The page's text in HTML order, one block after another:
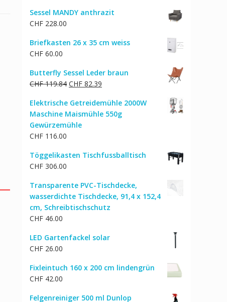
Sessel MANDY anthrazit
CHF 228.00
Briefkasten 26 x 35 cm weiss
CHF 60.00
Butterfly Sessel Leder braun
CHF119.84 Ursprünglicher
war:
CHF 119.84
CHF 82.39
ist:
CHF 82.39.
Elektrische Getreidemühle 2000W
Maschine Maismühle 550g
Gewürzemühle
CHF 116.00
Töggelikasten Tischfussballtisch
CHF 306.00
Transparente PVC-Tischdecke,
wasserdichte Tischdecke, 91,4 x 152,4
cm, Schreibtischschutz
CHF 46.00
LED Gartenfackel solar
CHF 26.00
Fixleintuch 160 x 200 cm lindengrün
CHF 42.00
Felgenreiniger 500 ml Dunlop